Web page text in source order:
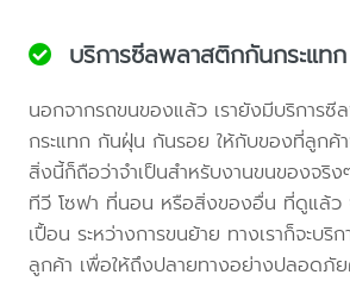
บริการซีลพลาสติกกันกระแทก
นอกจากรถขนของแล้ว เรายังมีบริการ
กระแทก กันฝุ่น กันรอย ให้กับของที่ลูกค้
สิ่งนี้ก็ถือว่าจำเป็นสำหรับงานขนของจริ
ทีวี โซฟา ที่นอน หรือสิ่งของอื่น ที่ดูแล้ว
เปื้อน ระหว่างการขนย้าย ทางเราก็จะบริ
ลูกค้า เพื่อให้ถึงปลายทางอย่างปลอดภั